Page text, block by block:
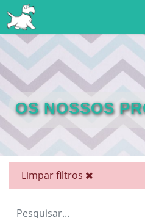
OS NOSSOS
Limpar filtros